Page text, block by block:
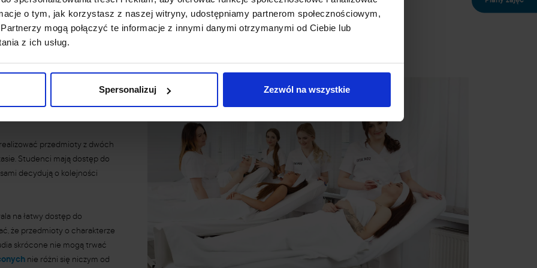
o tym, jak korzystasz z naszej witryny, udostępniamy partnerom społecznościowym,
mogą połączyć te informacje z innymi danymi otrzymanymi od Ciebie lub
z ich usług.
Spersonalizuj Zezwól na wszystkie
ale ostateczny wybór należy do Ciebie.
przedmioty z dwóch
Studenci mają dostęp do
decydują o kolejności
na łatwy dostęp do
że przedmioty o charakterze
skrócone nie mogą trwać
nie różni się niczym od